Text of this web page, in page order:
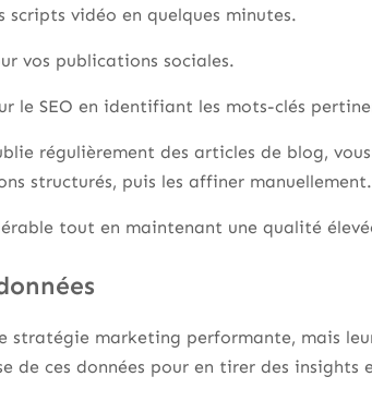
scripts vidéo en quelques minutes.
vos publications sociales.
le SEO en identifiant les mots-clés
régulièrement des articles de blog,
structurés, puis les affiner manuellement.
tout en maintenant une qualité
stratégie marketing performante, mais
de ces données pour en tirer des